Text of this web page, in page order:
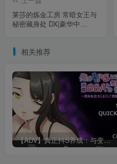
莱莎的炼金工房 常暗女王与
秘密藏身处 DX|豪华中
相关推荐
【ADV】真正抖S养成：与变态大姐姐的禁忌之恋1.0汉化600M